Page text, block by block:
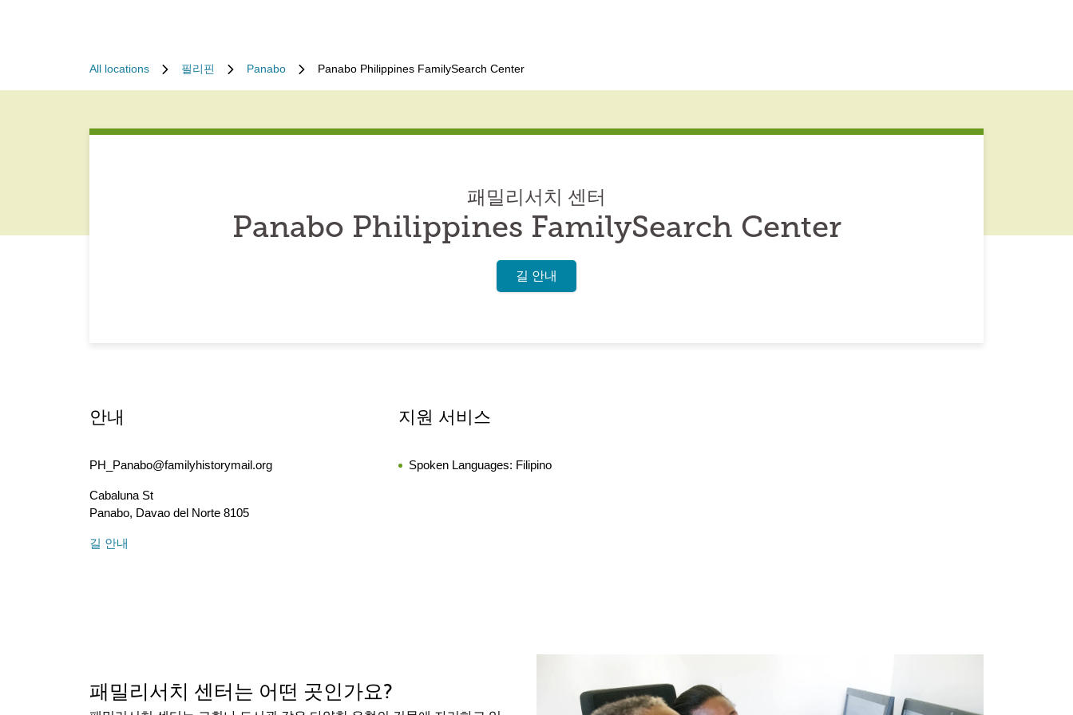
All locations 필리핀 Panabo Panabo Philippines FamilySearch Center
패밀리서치 센터
Panabo Philippines FamilySearch Center
길 안내
안내
PH_Panabo@familyhistorymail.org
Cabaluna St
Panabo, Davao del Norte 8105
길 안내
지원 서비스
Spoken Languages: Filipino
패밀리서치 센터는 어떤 곳인가요?